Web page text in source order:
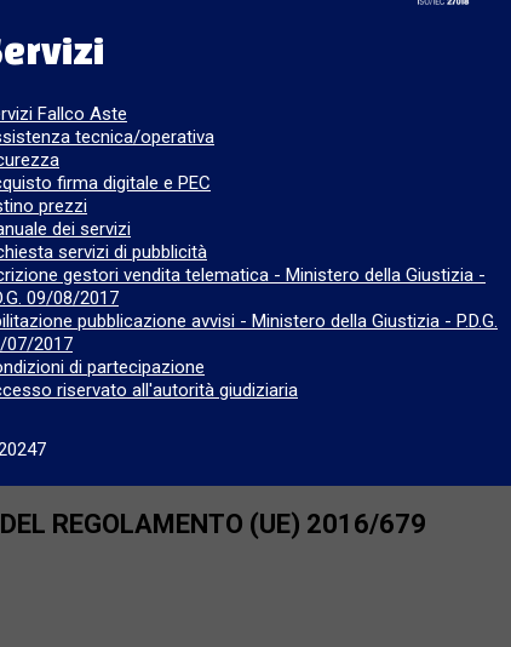
Fallco Aste
tecnica/operativa
firma digitale e PEC
prezzi
dei servizi
servizi di pubblicità
gestori vendita telematica - Ministero della Giustizia -
09/08/2017
pubblicazione avvisi - Ministero della Giustizia - P.D.G.
07/2017
di partecipazione
riservato all'autorità giudiziaria
REGOLAMENTO (UE) 2016/679